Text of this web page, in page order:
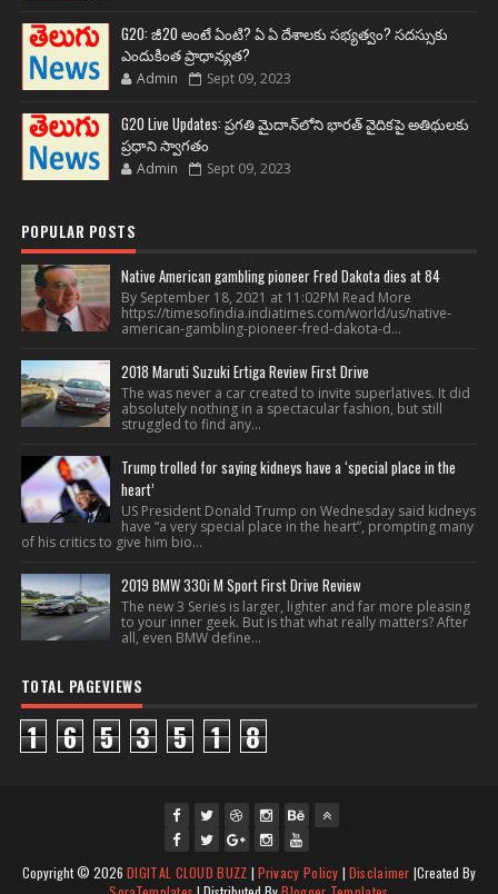
G20: జీ20 అంటే ఏంటి? ఏ ఏ దేశాలకు సభ్యత్వం? సదస్సుకు
ఎందుకింత ప్రాధాన్యత?
Admin Sept 09, 2023
G20 Live Updates: ప్రగతి మైదాన్‌లోని భారత్ వైదికపై అతిథులకు
ప్రధాని స్వాగతం
Admin Sept 09, 2023
POPULAR POSTS
Native American gambling pioneer Fred Dakota dies at 84
By September 18, 2021 at 11:02PM Read More
https://timesofindia.indiatimes.com/world/us/native-
american-gambling-pioneer-fred-dakota-d...
2018 Maruti Suzuki Ertiga Review First Drive
The was never a car created to invite superlatives. It did
absolutely nothing in a spectacular fashion, but still
struggled to find any...
Trump trolled for saying kidneys have a ‘special place in the
heart’
US President Donald Trump on Wednesday said kidneys
have “a very special place in the heart”, prompting many
of his critics to give him bio...
2019 BMW 330i M Sport First Drive Review
The new 3 Series is larger, lighter and far more pleasing
to your inner geek. But is that what really matters? After
all, even BMW define...
TOTAL PAGEVIEWS
1 6 5 3 5 1 8
fac
ebo
twi
tte
gpl
usJ
ins
tag
you
tub
Copyright ©2026DIGITAL CLOUD BUZZ | Privacy Policy | Disclaimer |Created By